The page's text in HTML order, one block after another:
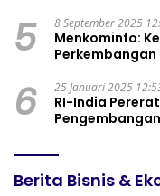
5 8 September 2025
Menkominfo:
Perkembangan
6 25 Januari 2025
RI-India
Berita Bisnis &